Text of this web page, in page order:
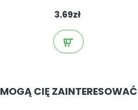
3.69zł
MOGĄ CIĘ ZAINTERESOWAĆ